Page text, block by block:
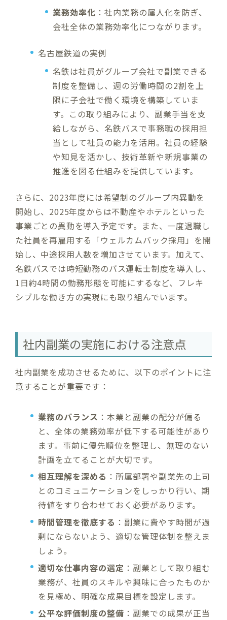
業務効率化 ：社内業務の属人化を防ぎ、
会社全体の業務効率化につながります。
名古屋鉄道の実例
名鉄は社員がグループ会社で副業できる
制度を整備し、週の労働時間の2割を上
限に子会社で働く環境を構築していま
す。この取り組みにより、副業手当を支
給しながら、名鉄バスで事務職の採用担
当として社員の能力を活用。社員の経験
や知見を活かし、技術革新や新規事業の
推進を図る仕組みを提供しています。
さらに、2023年度には希望制のグループ内異動を
開始し、2025年度からは不動産やホテルといった
事業ごとの異動を導入予定です。また、一度退職し
た社員を再雇用する「ウェルカムバック採用」を開
始し、中途採用人数を増加させています。加えて、
名鉄バスでは時短勤務のバス運転士制度を導入し、
1日約4時間の勤務形態を可能にするなど、フレキ
シブルな働き方の実現にも取り組んでいます。
社内副業の実施における注意点
社内副業を成功させるために、以下のポイントに注
意することが重要です：
業務のバランス ：本業と副業の配分が偏る
と、全体の業務効率が低下する可能性があり
ます。事前に優先順位を整理し、無理のない
計画を立てることが大切です。
相互理解を深める ：所属部署や副業先の上司
とのコミュニケーションをしっかり行い、期
待値をすり合わせておく必要があります。
時間管理を徹底する ：副業に費やす時間が過
剰にならないよう、適切な管理体制を整えま
しょう。
適切な仕事内容の選定 ：副業として取り組む
業務が、社員のスキルや興味に合ったものか
を見極め、明確な成果目標を設定します。
公平な評価制度の整備 ：副業での成果が正当